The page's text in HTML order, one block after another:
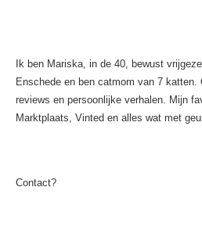
Ik ben Mariska, in de 40, bewust
Enschede en ben catmom van 7 katten.
reviews en persoonlijke verhalen. Mijn
Marktplaats, Vinted en alles wat met
Contact?